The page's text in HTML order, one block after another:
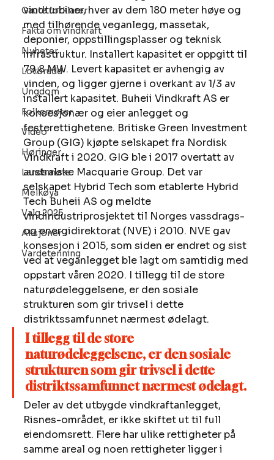
Gaute forklarer
Fakta om vindkraft
Nyheter
Lovbrudd
Ungdom
Folkemøter
Video
Høringer
Landsmøte
Melkøya
Valg 2025
Aksjoner
Vardetenning
vindturbiner, hver av dem 180 meter høye og
med tilhørende veganlegg, massetak,
deponier, oppstillingsplasser og teknisk
infrastruktur. Installert kapasitet er oppgitt til
79,8 MW. Levert kapasitet er avhengig av
vinden, og ligger gjerne i overkant av 1/3 av
installert kapasitet. Buheii Vindkraft AS er
konsesjonær og eier anlegget og
festerettighetene. Britiske Green Investment
Group (GIG) kjøpte selskapet fra Nordisk
Vindkraft i 2020. GIG ble i 2017 overtatt av
australske Macquarie Group. Det var
selskapet Hybrid Tech som etablerte Hybrid
Tech Buheii AS og meldte
vindindustriprosjektet til Norges vassdrags-
og energidirektorat (NVE) i 2010. NVE gav
konsesjon i 2015, som siden er endret og sist
ved at veganlegget ble lagt om samtidig med
oppstart våren 2020. I tillegg til de store
naturødeleggelsene, er den sosiale
strukturen som gir trivsel i dette
distriktssamfunnet nærmest ødelagt.
I tillegg til de store
naturødeleggelsene, er den sosiale
strukturen som gir trivsel i dette
distriktssamfunnet nærmest ødelagt.
Deler av det utbygde vindkraftanlegget,
Risnes-området, er ikke skiftet ut til full
eiendomsrett. Flere har ulike rettigheter på
samme areal og noen rettigheter ligger i